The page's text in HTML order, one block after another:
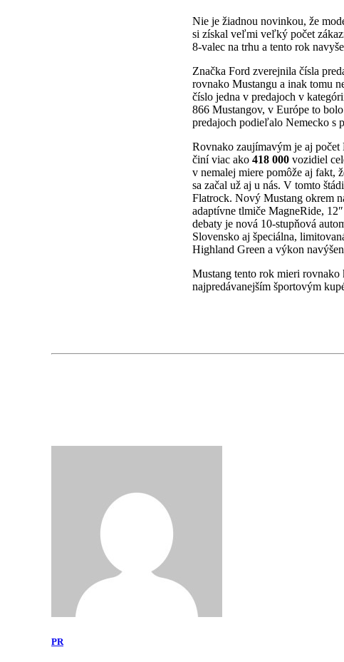
Nie je žiadnou novinkou, že
si získal veľmi veľký počet
8-valec na trhu a tento rok
Značka Ford zverejnila čísla
rovnako Mustangu a inak tomu
číslo jedna v predajoch v
866 Mustangov, v Európe to
predajoch podieľalo Nemecko s
Rovnako zaujímavým je aj
činí viac ako 418 000 vozidiel
v nemalej miere pomôže aj fakt,
sa začal už aj u nás. V tomto
Flatrock. Nový Mustang okrem
adaptívne tlmiče MagneRide,
debaty je nová 10-stupňová
Slovensko aj špeciálna,
Highland Green a výkon
Mustang tento rok mieri rovnako
najpredávanejším športovým
PR